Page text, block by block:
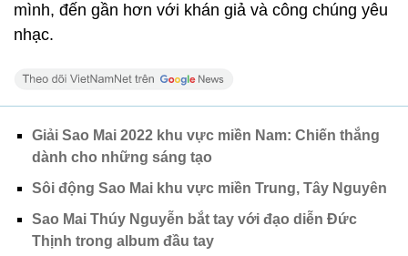
mình, đến gần hơn với khán giả và công chúng yêu
nhạc.
Giải Sao Mai 2022 khu vực miền Nam: Chiến thắng
dành cho những sáng tạo
Sôi động Sao Mai khu vực miền Trung, Tây Nguyên
Sao Mai Thúy Nguyễn bắt tay với đạo diễn Đức
Thịnh trong album đầu tay